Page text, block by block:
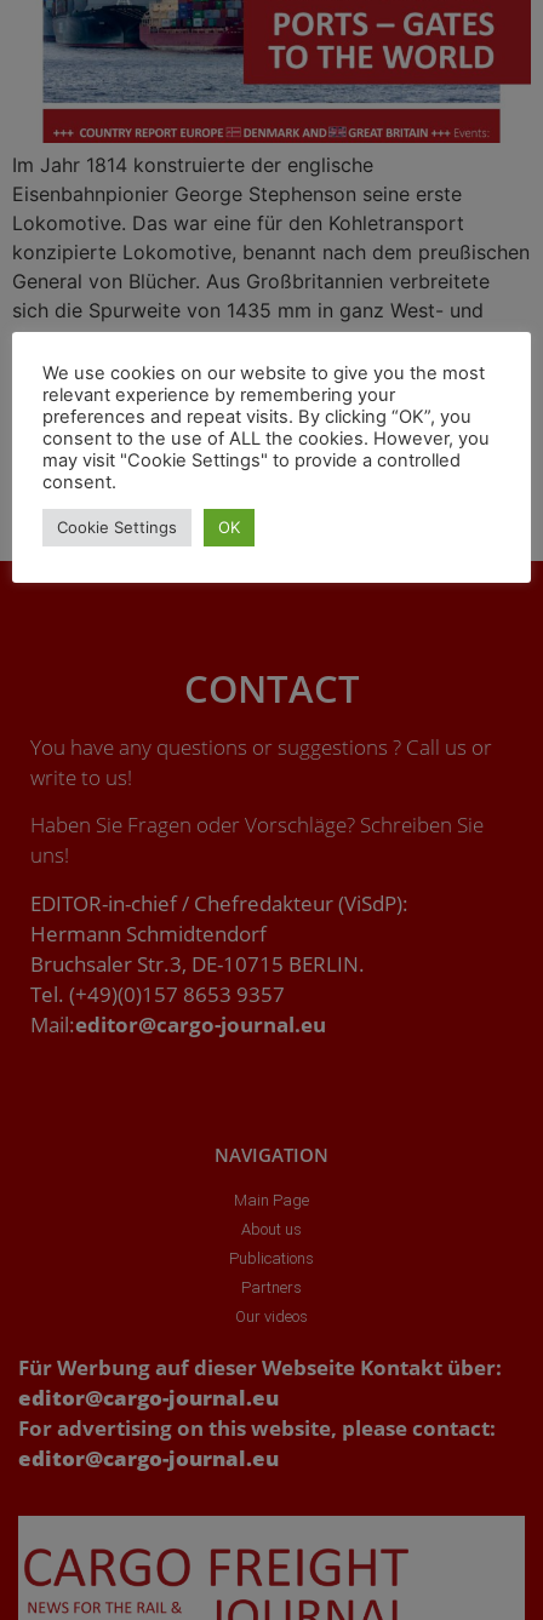
Im Jahr 1814 konstruierte der englische
Eisenbahnpionier George Stephenson seine erste
Lokomotive. Das war eine für den Kohletransport
konzipierte Lokomotive, benannt nach dem preußischen
General von Blücher. Aus Großbritannien verbreitete
sich die Spurweite von 1435 mm in ganz West- und
Mitteleuropa sowie weiten Teilen der Welt außerhalb
Europas. Doch die Privatisierung der Staatsbahn British
Railways 1994 brachte dem einst innovativen britischen
Bahnsystem immer größere Probleme. Jetzt werden die
Eisenbahnen wieder nationalisiert. Darüber berichten wir
ausführlich in einem Portrait der britischen Eisenbahnen
in der Ausgabe 3-4/2024 von CARGO FREIGHT
JOURNAL (Titelbild links).
CONTACT
You have any questions or suggestions ? Call us or
write to us!
Haben Sie Fragen oder Vorschläge? Schreiben Sie
uns!
EDITOR-in-chief / Chefredakteur (ViSdP):
Hermann Schmidtendorf
Bruchsaler Str.3, DE-10715 BERLIN.
Tel. (+49)(0)157 8653 9357
Mail:editor@cargo-journal.eu
NAVIGATION
Main Page
About us
Publications
Partners
Our videos
Für Werbung auf dieser Webseite Kontakt über:
editor@cargo-journal.eu
For advertising on this website, please contact:
editor@cargo-journal.eu
We use cookies on our website to give you the most
relevant experience by remembering your
preferences and repeat visits. By clicking “OK”, you
consent to the use of ALL the cookies. However, you
may visit "Cookie Settings" to provide a controlled
consent.
Cookie Settings OK